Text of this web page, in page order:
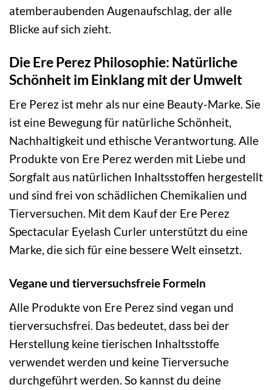
atemberaubenden Augenaufschlag, der alle
Blicke auf sich zieht.
Die Ere Perez Philosophie: Natürliche
Schönheit im Einklang mit der Umwelt
Ere Perez ist mehr als nur eine Beauty-Marke. Sie
ist eine Bewegung für natürliche Schönheit,
Nachhaltigkeit und ethische Verantwortung. Alle
Produkte von Ere Perez werden mit Liebe und
Sorgfalt aus natürlichen Inhaltsstoffen hergestellt
und sind frei von schädlichen Chemikalien und
Tierversuchen. Mit dem Kauf der Ere Perez
Spectacular Eyelash Curler unterstützt du eine
Marke, die sich für eine bessere Welt einsetzt.
Vegane und tierversuchsfreie Formeln
Alle Produkte von Ere Perez sind vegan und
tierversuchsfrei. Das bedeutet, dass bei der
Herstellung keine tierischen Inhaltsstoffe
verwendet werden und keine Tierversuche
durchgeführt werden. So kannst du deine